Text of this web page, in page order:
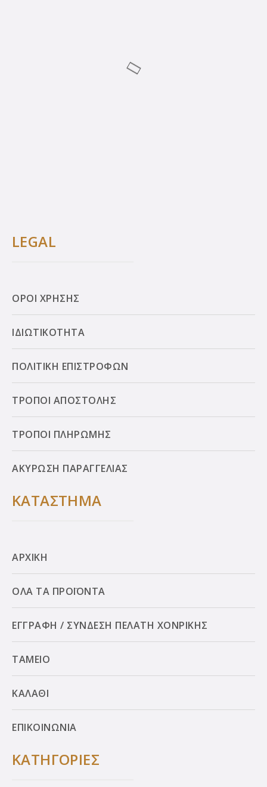
LEGAL
ΟΡΟΙ ΧΡΗΣΗΣ
ΙΔΙΩΤΙΚΟΤΗΤΑ
ΠΟΛΙΤΙΚΗ ΕΠΙΣΤΡΟΦΩΝ
ΤΡΟΠΟΙ ΑΠΟΣΤΟΛΗΣ
ΤΡΟΠΟΙ ΠΛΗΡΩΜΗΣ
ΑΚΥΡΩΣΗ ΠΑΡΑΓΓΕΛΙΑΣ
ΚΑΤΑΣΤΗΜΑ
ΑΡΧΙΚΗ
ΟΛΑ ΤΑ ΠΡΟΪΟΝΤΑ
ΕΓΓΡΑΦΗ / ΣΥΝΔΕΣΗ ΠΕΛΑΤΗ ΧΟΝΡΙΚΗΣ
ΤΑΜΕΙΟ
ΚΑΛΑΘΙ
ΕΠΙΚΟΙΝΩΝΙΑ
ΚΑΤΗΓΟΡΙΕΣ